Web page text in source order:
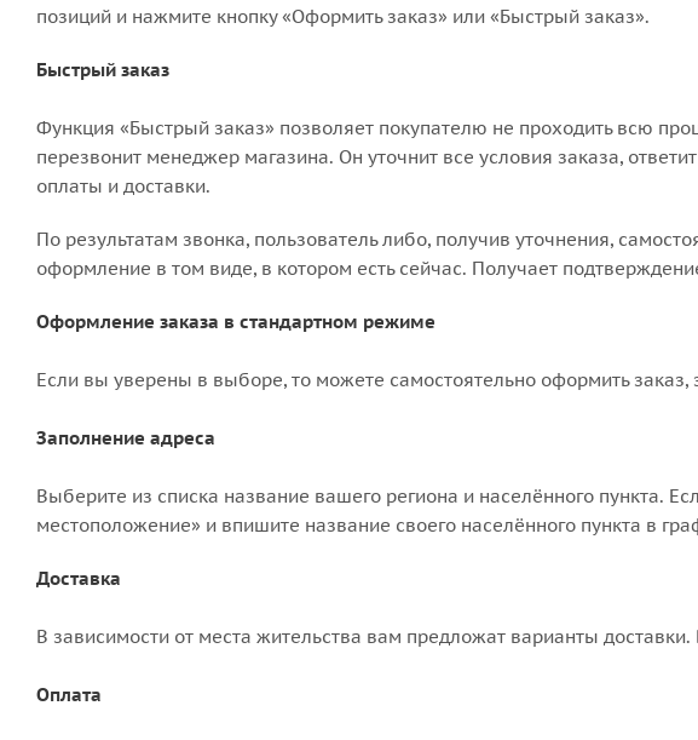
позиций и нажмите кнопку «Оформить заказ» или «Быстрый заказ».
Быстрый заказ
Функция «Быстрый заказ» позволяет покупателю не проходить всю
перезвонит менеджер магазина. Он уточнит все условия заказа,
оплаты и доставки.
По результатам звонка, пользователь либо, получив уточнения,
оформление в том виде, в котором есть сейчас. Получает
Оформление заказа в стандартном режиме
Если вы уверены в выборе, то можете самостоятельно оформить
Заполнение адреса
Выберите из списка название вашего региона и населённого пункта.
местоположение» и впишите название своего населённого пункта в
Доставка
В зависимости от места жительства вам предложат варианты
Оплата